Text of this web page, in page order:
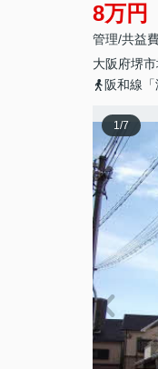
8万円
管理/共益
大阪府堺
阪和線
1/7